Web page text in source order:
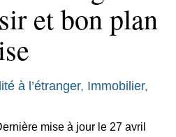
et bon plan
à l’étranger, Immobilier,
mise à jour le 27 avril